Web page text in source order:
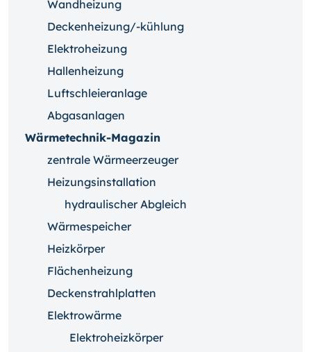
Wandheizung
Deckenheizung/-kühlung
Elektroheizung
Hallenheizung
Luftschleieranlage
Abgasanlagen
Wärmetechnik-Magazin
zentrale Wärmeerzeuger
Heizungsinstallation
hydraulischer Abgleich
Wärmespeicher
Heizkörper
Flächenheizung
Deckenstrahlplatten
Elektrowärme
Elektroheizkörper